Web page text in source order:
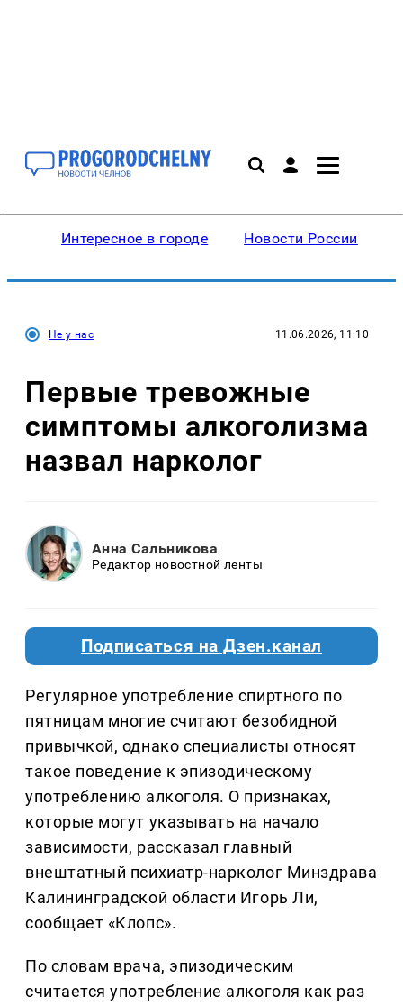
Интересное в городе Новости России
Не у нас 11.06.2026, 11:10
Первые тревожные
симптомы алкоголизма
назвал нарколог
Анна Сальникова
Редактор новостной ленты
Подписаться на Дзен.канал
Регулярное употребление спиртного по
пятницам многие считают безобидной
привычкой, однако специалисты относят
такое поведение к эпизодическому
употреблению алкоголя. О признаках,
которые могут указывать на начало
зависимости, рассказал главный
внештатный психиатр-нарколог Минздрава
Калининградской области Игорь Ли,
сообщает «Клопс».
По словам врача, эпизодическим
считается употребление алкоголя как раз